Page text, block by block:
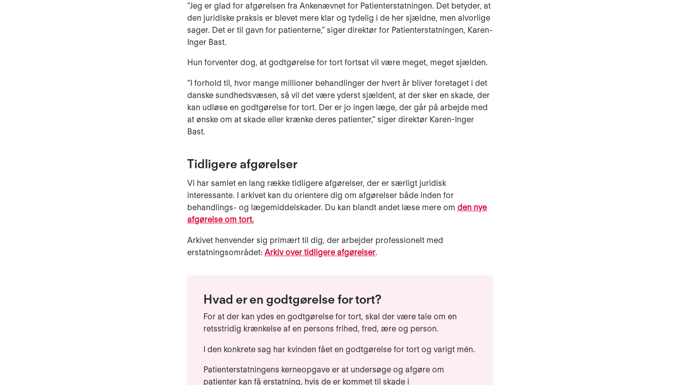
”Jeg er glad for afgørelsen fra Ankenævnet for Patienterstatningen. Det betyder, at
den juridiske praksis er blevet mere klar og tydelig i de her sjældne, men alvorlige
sager. Det er til gavn for patienterne,” siger direktør for Patienterstatningen, Karen-
Inger Bast.
Hun forventer dog, at godtgørelse for tort fortsat vil være meget, meget sjælden.
”I forhold til, hvor mange millioner behandlinger der hvert år bliver foretaget i det
danske sundhedsvæsen, så vil det være yderst sjældent, at der sker en skade, der
kan udløse en godtgørelse for tort. Der er jo ingen læge, der går på arbejde med
at ønske om at skade eller krænke deres patienter,” siger direktør Karen-Inger
Bast.
Tidligere afgørelser
Vi har samlet en lang række tidligere afgørelser, der er særligt juridisk
interessante. I arkivet kan du orientere dig om afgørelser både inden for
behandlings- og lægemiddelskader. Du kan blandt andet læse mere om den nye
afgørelse om tort.
Arkivet henvender sig primært til dig, der arbejder professionelt med
erstatningsområdet: Arkiv over tidligere afgørelser.
Hvad er en godtgørelse for tort?
For at der kan ydes en godtgørelse for tort, skal der være tale om en
retsstridig krænkelse af en persons frihed, fred, ære og person.
I den konkrete sag har kvinden fået en godtgørelse for tort og varigt mén.
Patienterstatningens kerneopgave er at undersøge og afgøre om
patienter kan få erstatning, hvis de er kommet til skade i